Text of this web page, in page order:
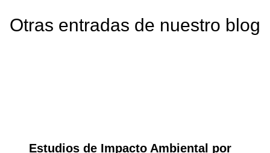
Otras entradas de nuestro blog
Estudios de Impacto Ambiental por